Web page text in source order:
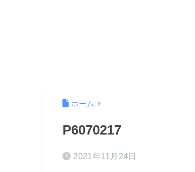
ホーム
P6070217
2021年11月24日